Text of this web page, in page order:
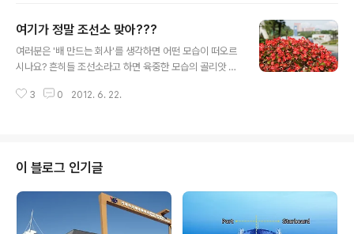
니다. 보통 조선소에서는 선박 건조 대금을 계약식과 위에
서 언급한 4단계의 이벤트에 걸쳐 총 5번으로 나누어 받는
데요. 각 단계별 이벤트에 맞춰 대금을 지불받기 때문에 선
론 설계와 생산부서들도 이 단계를 기준으로 일정을 정합
여기가 정말 조선소 맞아???
여러분은 '배 만드는 회사'를 생각하면 어떤 모습이 떠오르
시나요? 흔히들 조선소라고 하면 육중한 모습의 골리앗 크
지를 많이 갖고 있습니다. 하지만, 그건 단지 고정관념일뿐!
왜 해피로드일까요?? 길을 따라 걷다 보면 마음까지 편안
해지는 걸 느낄 수가 있거든요. 자, 함께 걸어가 볼까요? 여
기가 과연 조선소가 맞나 싶으시죠? ^^ 제주도의 어디 리조
트에 온 느낌??! 정말 깔끔하게 정돈된 느낌입니다. 산책로
는 업무에 지친 임직원들에게 편안한 휴식과 심신의 안정
3 0 2012. 6. 22.
이 블로그 인기글